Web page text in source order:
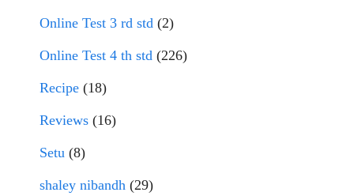
Online Test 3 rd std (2)
Online Test 4 th std (226)
Recipe (18)
Reviews (16)
Setu (8)
shaley nibandh (29)